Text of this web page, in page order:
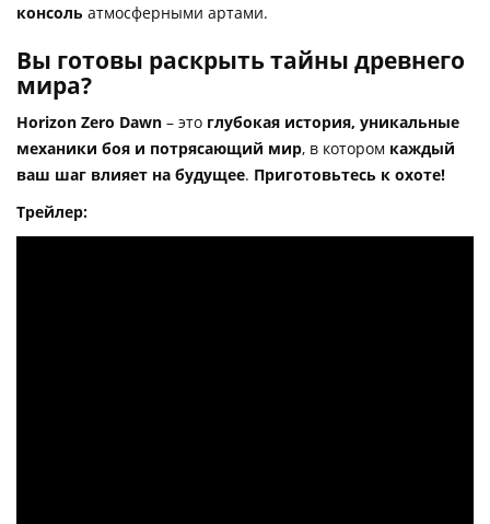
консоль атмосферными артами.
Вы готовы раскрыть тайны древнего
мира?
Horizon Zero Dawn – это глубокая история, уникальные
механики боя и потрясающий мир, в котором каждый
ваш шаг влияет на будущее. Приготовьтесь к охоте!
Трейлер: